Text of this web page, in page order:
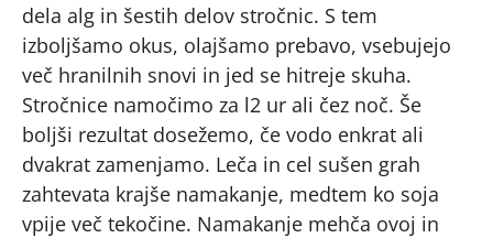
dela alg in šestih delov stročnic. S tem
izboljšamo okus, olajšamo prebavo, vsebujejo
več hranilnih snovi in jed se hitreje skuha.
Stročnice namočimo za l2 ur ali čez noč. Še
boljši rezultat dosežemo, če vodo enkrat ali
dvakrat zamenjamo. Leča in cel sušen grah
zahtevata krajše namakanje, medtem ko soja
vpije več tekočine. Namakanje mehča ovoj in